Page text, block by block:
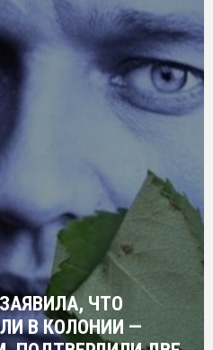
ЧТО
В КОЛОНИИ —